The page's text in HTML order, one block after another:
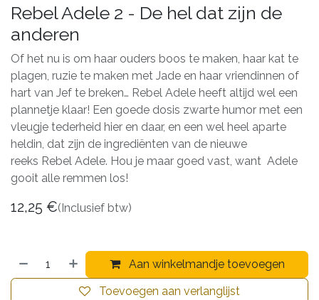
Rebel Adele 2 - De hel dat zijn de
anderen
Of het nu is om haar ouders boos te maken, haar kat te
plagen, ruzie te maken met Jade en haar vriendinnen of
hart van Jef te breken… Rebel Adele heeft altijd wel een
plannetje klaar! Een goede dosis zwarte humor met een
vleugje tederheid hier en daar, en een wel heel aparte
heldin, dat zijn de ingrediënten van de nieuwe
reeks Rebel Adele. Hou je maar goed vast, want Adele
gooit alle remmen los!
12,25 €(Inclusief btw)
Aan winkelmandje toevoegen
Toevoegen aan verlanglijst